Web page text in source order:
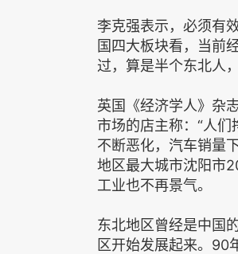
李克强表示，必须有
国四大板块看，当前
过，算是半个东北人
英国《经济学人》杂
市场的店主称：“人
不断恶化，汽车销量
地区最大城市沈阳市
工业也不再景气。
东北地区曾经是中国
区开始发展起来。90